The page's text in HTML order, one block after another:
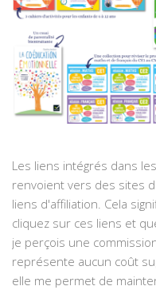
Les liens intégrés dans
renvoient vers des sites
liens d'affiliation. Cela
cliquez sur ces liens et
je perçois une
représente aucun coût
elle me permet de